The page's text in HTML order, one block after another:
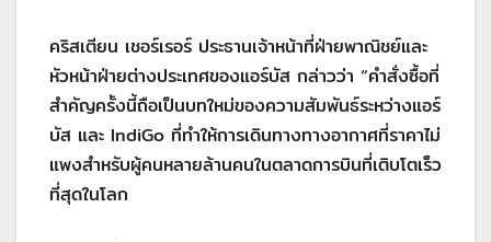
คริสเตียน เชอร์เรอร์ ประธานเจ้าหน้าที่ฝ่ายพาณิชย์และ
หัวหน้าฝ่ายต่างประเทศของแอร์บัส กล่าวว่า “คำสั่งซื้อที่
สำคัญครั้งนี้ถือเป็นบทใหม่ของความสัมพันธ์ระหว่างแอร์
บัส และ IndiGo ที่ทำให้การเดินทางทางอากาศที่ราคาไม่
แพงสำหรับผู้คนหลายล้านคนในตลาดการบินที่เติบโตเร็ว
ที่สุดในโลก